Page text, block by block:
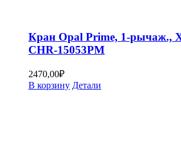
Кран Opal Prime, 1-рычаж.,
CHR-15053PM
2470,00₽
В корзину Детали